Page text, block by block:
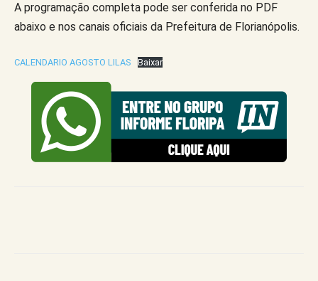
A programação completa pode ser conferida no PDF
abaixo e nos canais oficiais da Prefeitura de Florianópolis.
CALENDARIO AGOSTO LILAS Baixar